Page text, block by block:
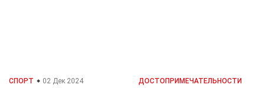
СПОРТ 02 Дек 2024
ДОСТОПРИМЕЧАТЕЛЬНОСТИ